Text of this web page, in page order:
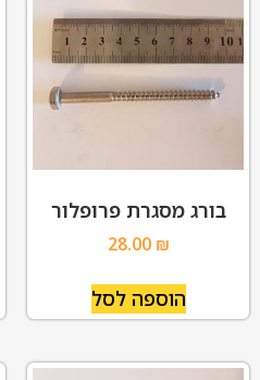
בורג מסגרת פרופלור
28.00 ₪
הוספה לסל